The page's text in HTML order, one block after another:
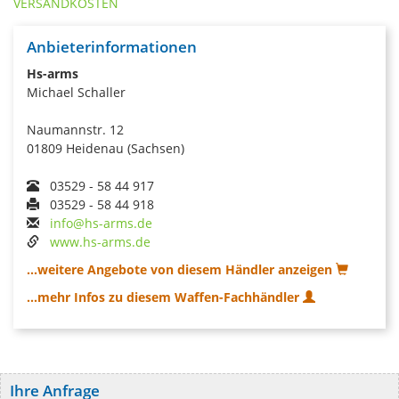
Anbieterinformationen
Hs-arms
Michael Schaller
Naumannstr. 12
01809 Heidenau (Sachsen)
03529 - 58 44 917
03529 - 58 44 918
info@hs-arms.de
www.hs-arms.de
...weitere Angebote von diesem Händler anzeigen
...mehr Infos zu diesem Waffen-Fachhändler
Ihre Anfrage